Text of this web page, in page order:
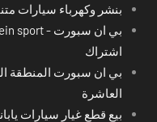
بنشر وكهرباء سيارات
اشتراك
بي ان سبورت المنطقة
العاشرة
بيع قطع غيار سيارات